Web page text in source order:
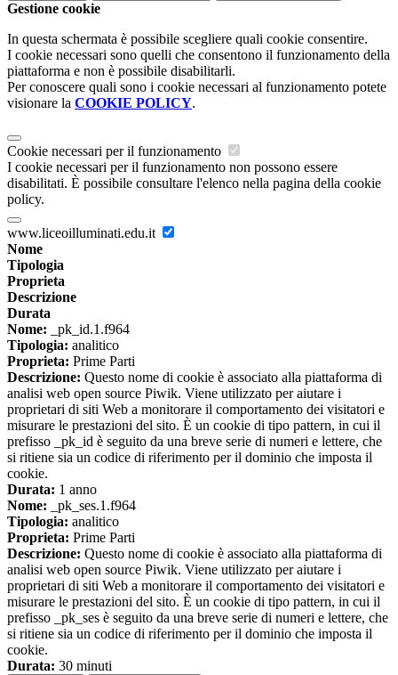
Gestione cookie
In questa schermata è possibile scegliere quali cookie consentire.
I cookie necessari sono quelli che consentono il funzionamento della
piattaforma e non è possibile disabilitarli.
Per conoscere quali sono i cookie necessari al funzionamento potete
visionare la COOKIE POLICY.
Cookie necessari per il funzionamento
I cookie necessari per il funzionamento non possono essere
disabilitati. È possibile consultare l'elenco nella pagina della cookie
policy.
www.liceoilluminati.edu.it
Nome
Tipologia
Proprieta
Descrizione
Durata
Nome: _pk_id.1.f964
Tipologia: analitico
Proprieta: Prime Parti
Descrizione: Questo nome di cookie è associato alla piattaforma di
analisi web open source Piwik. Viene utilizzato per aiutare i
proprietari di siti Web a monitorare il comportamento dei visitatori e
misurare le prestazioni del sito. È un cookie di tipo pattern, in cui il
prefisso _pk_id è seguito da una breve serie di numeri e lettere, che
si ritiene sia un codice di riferimento per il dominio che imposta il
cookie.
Durata: 1 anno
Nome: _pk_ses.1.f964
Tipologia: analitico
Proprieta: Prime Parti
Descrizione: Questo nome di cookie è associato alla piattaforma di
analisi web open source Piwik. Viene utilizzato per aiutare i
proprietari di siti Web a monitorare il comportamento dei visitatori e
misurare le prestazioni del sito. È un cookie di tipo pattern, in cui il
prefisso _pk_ses è seguito da una breve serie di numeri e lettere, che
si ritiene sia un codice di riferimento per il dominio che imposta il
cookie.
Durata: 30 minuti